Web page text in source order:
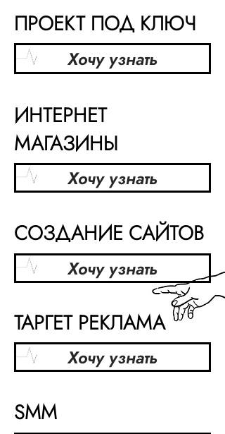
ПРОЕКТ ПОД КЛЮЧ
Хочу узнать
ИНТЕРНЕТ
МАГАЗИНЫ
Хочу узнать
СОЗДАНИЕ САЙТОВ
Хочу узнать
ТАРГЕТ РЕКЛАМА
Хочу узнать
SMM